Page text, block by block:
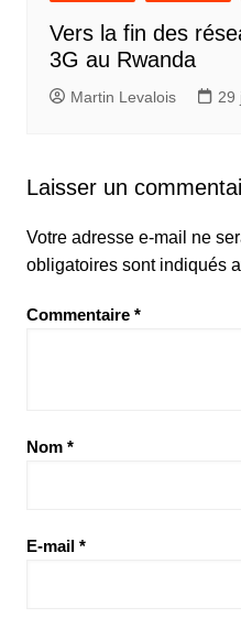
Vers la fin des
3G au Rwanda
Martin Levalois 29
Laisser un
Votre adresse e-mail ne
obligatoires sont indiqués
Commentaire *
Nom *
E-mail *